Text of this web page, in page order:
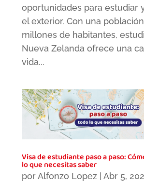
oportunidades para estudiar
el exterior. Con una
millones de habitantes,
Nueva Zelanda ofrece una
vida...
Visa de estudiante paso a paso:
lo que necesitas saber
porAlfonzo Lopez| Abr 5,